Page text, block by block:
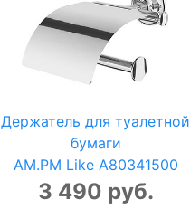
Держатель для туалетной
бумаги
AM.PM Like A80341500
3 490 руб.